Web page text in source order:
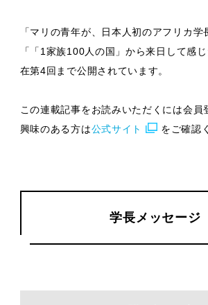
「マリの青年が、日本人初のアフリカ
「「1家族100人の国」から来日して感
在第4回まで公開されています。
この連載記事をお読みいただくには会員
興味のある方は公式サイト をご確認
学長メッセージ